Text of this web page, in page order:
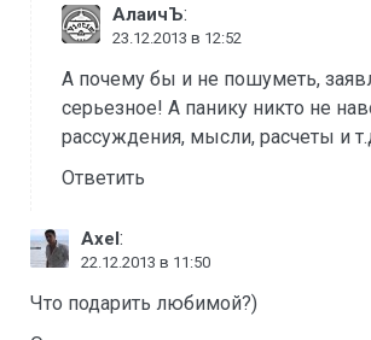
АлаичЪ:
23.12.2013 в 12:52
А почему бы и не пошуметь,
серьезное! А панику никто не
рассуждения, мысли, расчеты и
Ответить
Axel:
22.12.2013 в 11:50
Что подарить любимой?)